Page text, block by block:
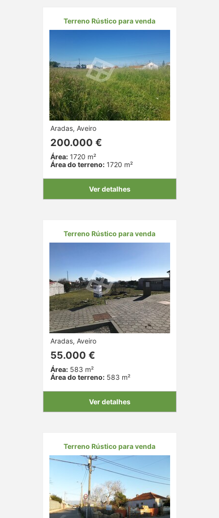
Terreno Rústico para venda
Aradas, Aveiro
200.000 €
Área:1720 m²
Área do terreno:1720 m²
Ver detalhes
Terreno Rústico para venda
Aradas, Aveiro
55.000 €
Área:583 m²
Área do terreno:583 m²
Ver detalhes
Terreno Rústico para venda